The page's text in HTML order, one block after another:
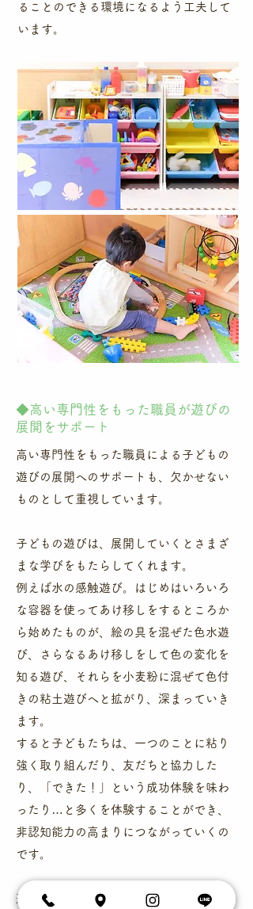
ることのできる環境になるよう工夫して
います。
​◆高い専門性をもった職員が遊びの
展開をサポート
高い専門性をもった職員による子どもの
遊びの展開へのサポートも、欠かせない
ものとして重視しています。​
子どもの遊びは、展開していくとさまざ
まな学びをもたらしてくれます。
例えば水の感触遊び。はじめはいろいろ
な容器を使ってあけ移しをするところか
ら始めたものが、絵の具を混ぜた色水遊
び、さらなるあけ移しをして色の変化を
知る遊び、それらを小麦粉に混ぜて色付
きの粘土遊びへと拡がり、深まっていき
ます。
すると子どもたちは、一つのことに粘り
強く取り組んだり、友だちと協力した
り、「できた！」という成功体験を味わ
ったり…と多くを体験することができ、
非認知能力の高まりにつながっていくの
です。
​遊びの展開は乳幼児期の子どもたちだけ